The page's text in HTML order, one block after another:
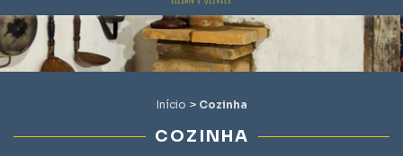
Início > Cozinha
COZINHA